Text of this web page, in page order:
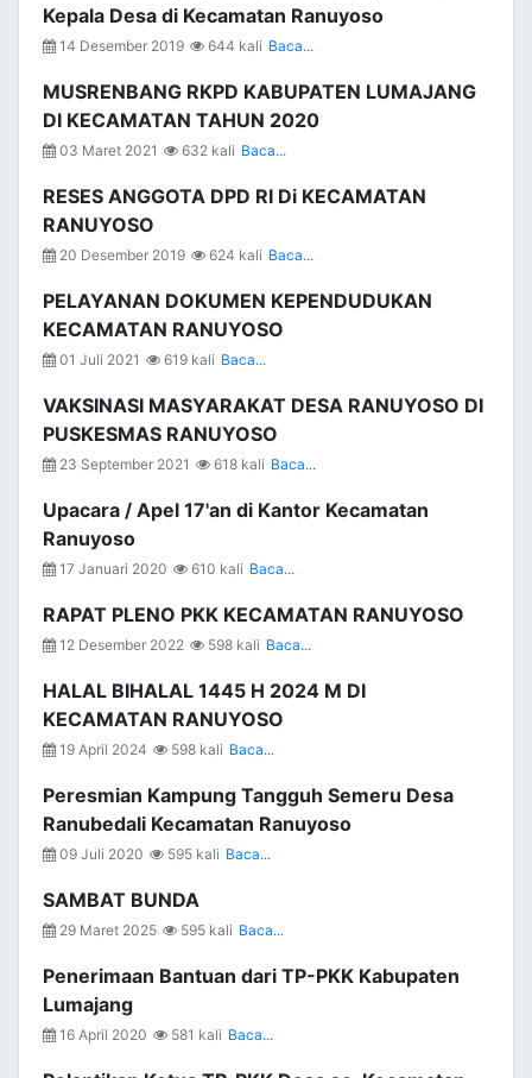
Kepala Desa di Kecamatan Ranuyoso
14 Desember 2019 644 kali Baca...
MUSRENBANG RKPD KABUPATEN LUMAJANG
DI KECAMATAN TAHUN 2020
03 Maret 2021 632 kali Baca...
RESES ANGGOTA DPD RI Di KECAMATAN
RANUYOSO
20 Desember 2019 624 kali Baca...
PELAYANAN DOKUMEN KEPENDUDUKAN
KECAMATAN RANUYOSO
01 Juli 2021 619 kali Baca...
VAKSINASI MASYARAKAT DESA RANUYOSO DI
PUSKESMAS RANUYOSO
23 September 2021 618 kali Baca...
Upacara / Apel 17'an di Kantor Kecamatan
Ranuyoso
17 Januari 2020 610 kali Baca...
RAPAT PLENO PKK KECAMATAN RANUYOSO
12 Desember 2022 598 kali Baca...
HALAL BIHALAL 1445 H 2024 M DI
KECAMATAN RANUYOSO
19 April 2024 598 kali Baca...
Peresmian Kampung Tangguh Semeru Desa
Ranubedali Kecamatan Ranuyoso
09 Juli 2020 595 kali Baca...
SAMBAT BUNDA
29 Maret 2025 595 kali Baca...
Penerimaan Bantuan dari TP-PKK Kabupaten
Lumajang
16 April 2020 581 kali Baca...